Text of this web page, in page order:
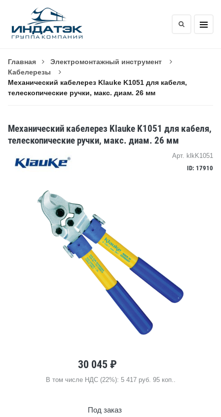
Главная
Электромонтажный инструмент
Кабелерезы
Механический кабелерез Klauke K1051 для кабеля,
телескопические ручки, макс. диам. 26 мм
Механический кабелерез Klauke K1051 для кабеля,
телескопические ручки, макс. диам. 26 мм
Арт. klkK1051
ID: 17910
30 045 ₽
В том числе НДС (22%): 5 417 руб. 95 коп..
Под заказ